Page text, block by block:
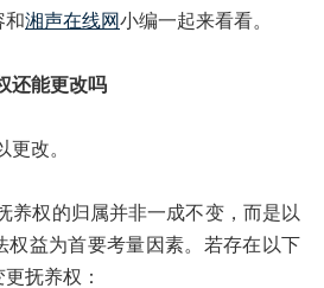
和湘声在线网小编一起来看看。
还能更改吗
改。
权的归属并非一成不变，而是以
权益为首要考量因素。若存在以下
抚养权：